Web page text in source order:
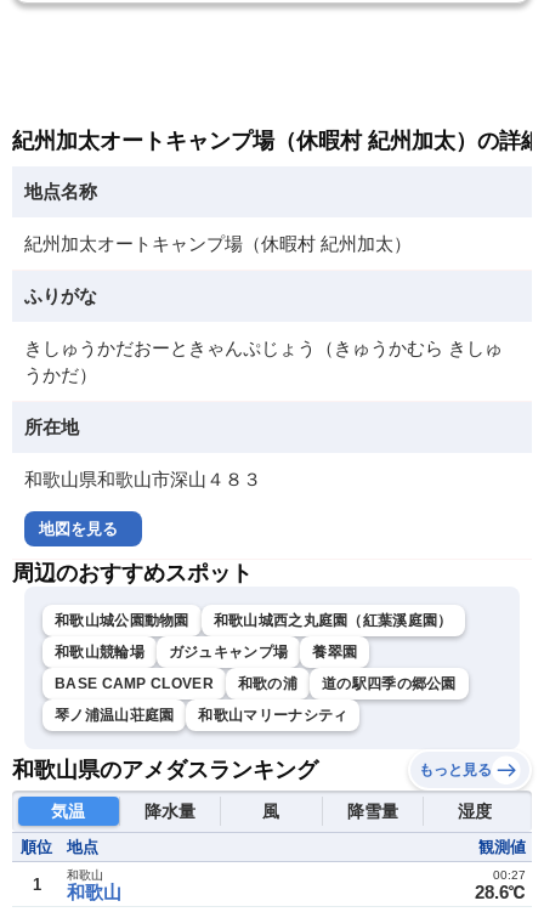
紀州加太オートキャンプ場（休暇村 紀州加太）の詳
地点名称
紀州加太オートキャンプ場（休暇村 紀州加太）
ふりがな
きしゅうかだおーときゃんぷじょう（きゅうかむら きしゅ
うかだ）
所在地
和歌山県和歌山市深山４８３
地図を見る
周辺のおすすめスポット
和歌山城公園動物園
和歌山城西之丸庭園（紅葉溪庭園）
和歌山競輪場
ガジュキャンプ場
養翠園
BASE CAMP CLOVER
和歌の浦
道の駅四季の郷公園
琴ノ浦温山荘庭園
和歌山マリーナシティ
和歌山県のアメダスランキング もっと見る
気温 降水量 風 降雪量 湿度
順位 地点 観測値
1 和歌山
和歌山
28.6℃
00:27